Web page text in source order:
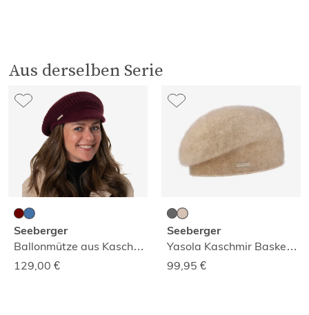
Aus derselben Serie
Seeberger
Ballonmütze aus Kaschmirwolle
129,00 €
Seeberger
Yasola Kaschmir Baskenmütze
99,95 €